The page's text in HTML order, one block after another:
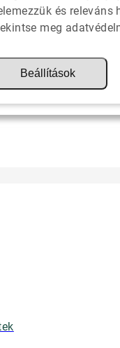
és releváns
meg
Beállítások